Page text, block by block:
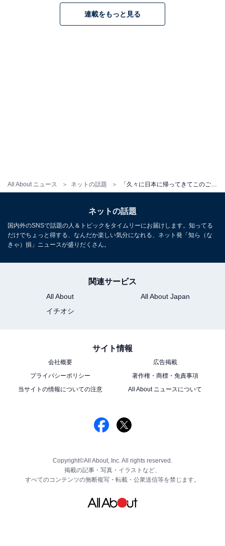
All About ニュース ネットの話題
連載をもっと見る
ネットの話題
国内外のSNSで話題の人＆トピックをタイムリーにお届けします。知ってる
だけでちょっと得する、なんだか楽しい気分になれる、ネット発「知ら（な
きゃ）損」ニュースが盛りだくさん。
関連サービス
All About
All About Japan
イチオシ
サイト情報
会社概要
広告掲載
プライバシーポリシー
著作権・商標・免責事項
当サイトの情報についての注意
All About ニュースについて
Copyright©All About, Inc. All rights reserved.
掲載の記事・写真・イラストなど、
すべてのコンテンツの無断複写・転載・公衆送信等を禁じます。